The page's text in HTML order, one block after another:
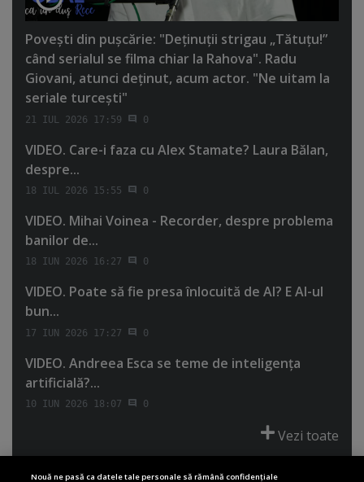
Poveşti din puşcărie: "Deţinuţii strigau „Tătuţu!”
când serialul se filma chiar la Rahova". Radu
Giovani, atunci deţinut, acum actor. "Ne uitam la
seriale turceşti"
21 IUL 2026 17:59 0
VIDEO. Care-i faza cu Alex Stamate? Laura Bălan,
despre...
18 IUL 2026 15:55 0
VIDEO. Mihai Voinea - Recorder, despre problema
banilor de...
18 IUN 2026 16:27 0
VIDEO. Poate să fie presa înlocuită de AI? E AI-ul
bun...
17 IUN 2026 17:27 0
VIDEO. Andreea Esca se teme de inteligenţa
artificială?...
10 IUN 2026 18:07 0
Vezi toate
Nouă ne pasă ca datele tale personale să rămână confidențiale